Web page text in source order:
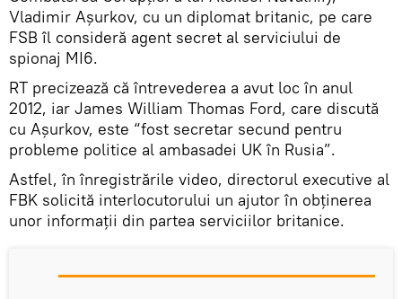
Vladimir Așurkov, cu un diplomat britanic, pe care
FSB îl consideră agent secret al serviciului de
spionaj MI6.
RT precizează că întrevederea a avut loc în anul
2012, iar James William Thomas Ford, care discută
cu Așurkov, este “fost secretar secund pentru
probleme politice al ambasadei UK în Rusia”.
Astfel, în înregistrările video, directorul executive al
FBK solicită interlocutorului un ajutor în obținerea
unor informații din partea serviciilor britanice.